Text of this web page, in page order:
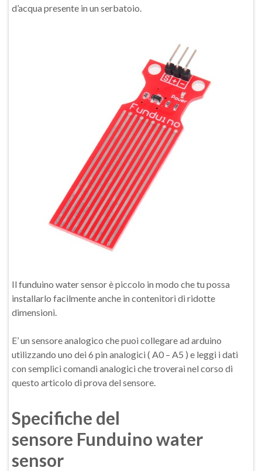
d’acqua presente in un serbatoio.
Il funduino water sensor è piccolo in modo che tu possa
installarlo facilmente anche in contenitori di ridotte
dimensioni.
E’ un sensore analogico che puoi collegare ad arduino
utilizzando uno dei 6 pin analogici ( A0 – A5 ) e leggi i dati
con semplici comandi analogici che troverai nel corso di
questo articolo di prova del sensore.
Specifiche del
sensore Funduino water
sensor